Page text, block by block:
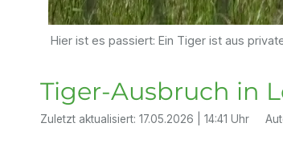
Hier ist es passiert: Ein Tiger ist aus
Tiger-Ausbruch in
Zuletzt aktualisiert: 17.05.2026 | 14:41 Uhr